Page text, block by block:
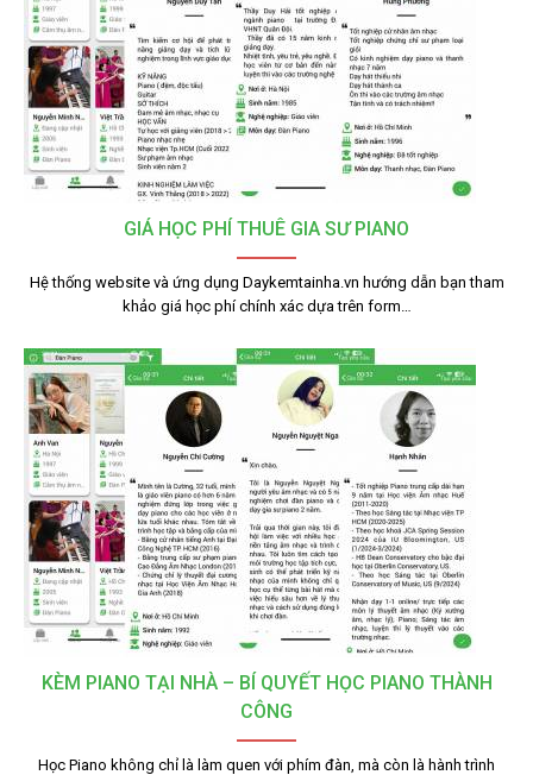
GIÁ HỌC PHÍ THUÊ GIA SƯ PIANO
Hệ thống website và ứng dụng Daykemtainha.vn hướng dẫn bạn tham
khảo giá học phí chính xác dựa trên form…
KÈM PIANO TẠI NHÀ – BÍ QUYẾT HỌC PIANO THÀNH
CÔNG
Học Piano không chỉ là làm quen với phím đàn, mà còn là hành trình